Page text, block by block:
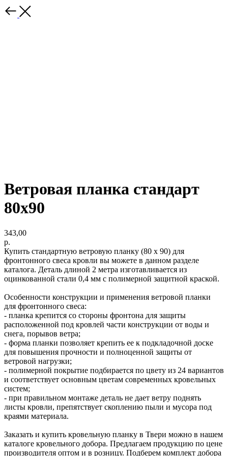
Ветровая планка стандарт
80х90
343,00
р.
Купить стандартную ветровую планку (80 х 90) для
фронтонного свеса кровли вы можете в данном разделе
каталога. Деталь длиной 2 метра изготавливается из
оцинкованной стали 0,4 мм с полимерной защитной краской.
Особенности конструкции и применения ветровой планки
для фронтонного свеса:
- планка крепится со стороны фронтона для защиты
расположенной под кровлей части конструкции от воды и
снега, порывов ветра;
- форма планки позволяет крепить ее к подкладочной доске
для повышения прочности и полноценной защиты от
ветровой нагрузки;
- полимерной покрытие подбирается по цвету из 24 вариантов
и соответствует основным цветам современных кровельных
систем;
- при правильном монтаже деталь не дает ветру поднять
листы кровли, препятствует скоплению пыли и мусора под
краями материала.
Заказать и купить кровельную планку в Твери можно в нашем
каталоге кровельного добора. Предлагаем продукцию по цене
производителя оптом и в розницу. Подберем комплект добора